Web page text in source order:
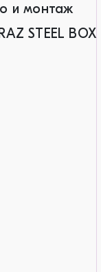
и монтаж
STEEL BOX